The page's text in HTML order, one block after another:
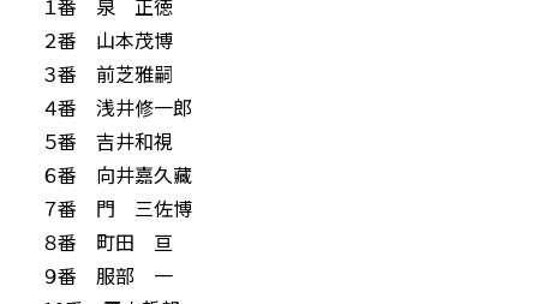
１番 泉 正徳
２番 山本茂博
３番 前芝雅嗣
４番 浅井修一郎
５番 吉井和視
６番 向井嘉久藏
７番 門 三佐博
８番 町田 亘
９番 服部 一